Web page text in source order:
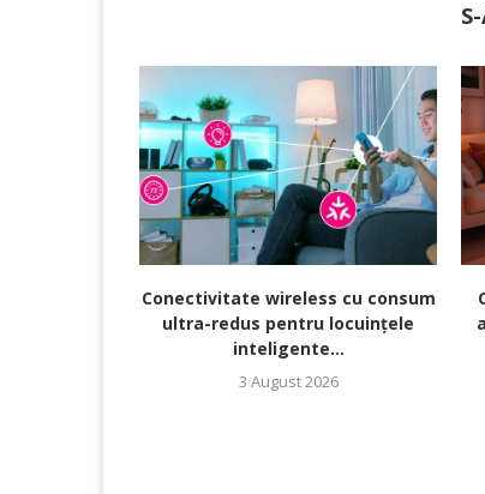
Conectivitate wireless cu consum
ultra-redus pentru locuințele
inteligente...
3 August 2026